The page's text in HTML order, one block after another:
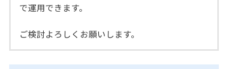
で運用できます。
ご検討よろしくお願いします。